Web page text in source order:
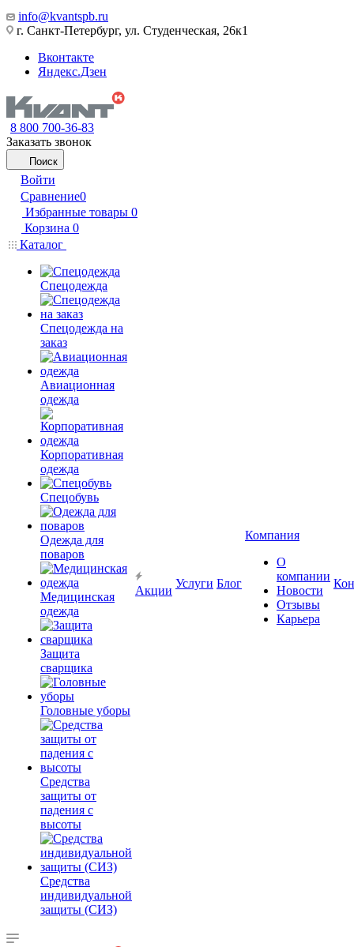
info@kvantspb.ru
г. Санкт-Петербург, ул. Студенческая, 26к1
Вконтакте
Яндекс.Дзен
8 800 700-36-83
Заказать звонок
Поиск
Войти
Сравнение0
Избранные товары 0
Корзина 0
Каталог
Спецодежда
Спецодежда на
заказ
Авиационная
одежда
Корпоративная
одежда
Спецобувь
Одежда для
поваров
Медицинская
одежда
Защита
сварщика
Головные уборы
Средства
защиты от
падения с
высоты
Средства
индивидуальной
защиты (СИЗ)
Акции
Услуги Блог
Компания
О
компании
Новости
Отзывы
Карьера